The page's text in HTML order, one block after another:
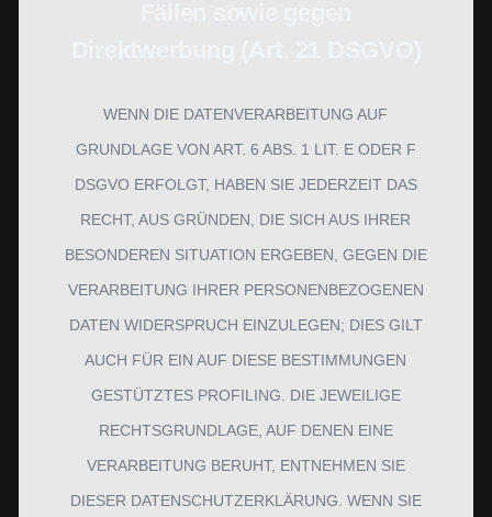
WENN DIE DATENVERARBEITUNG AUF
GRUNDLAGE VON ART. 6 ABS. 1 LIT. E ODER F
DSGVO ERFOLGT, HABEN SIE JEDERZEIT DAS
RECHT, AUS GRÜNDEN, DIE SICH AUS IHRER
BESONDEREN SITUATION ERGEBEN, GEGEN DIE
VERARBEITUNG IHRER PERSONENBEZOGENEN
DATEN WIDERSPRUCH EINZULEGEN; DIES GILT
AUCH FÜR EIN AUF DIESE BESTIMMUNGEN
GESTÜTZTES PROFILING. DIE JEWEILIGE
RECHTSGRUNDLAGE, AUF DENEN EINE
VERARBEITUNG BERUHT, ENTNEHMEN SIE
DIESER DATENSCHUTZERKLÄRUNG. WENN SIE